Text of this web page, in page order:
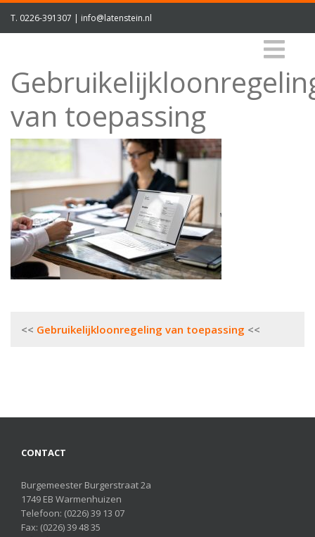
T. 0226-391307 | info@latenstein.nl
van toepassing
Bericht
Gebruikelijkloonregeling van toepassing
CONTACT
Burgemeester Burgerstraat 2a
1749 EB Warmenhuizen
Telefoon: (0226) 39 13 07
Fax: (0226) 39 48 35